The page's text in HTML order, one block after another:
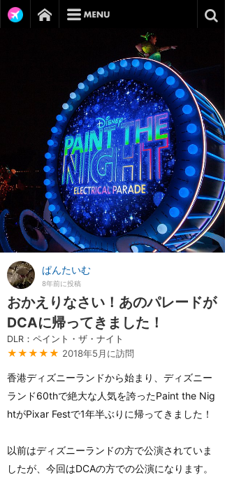
ぱんたいむ
8年前に投稿
おかえりなさい！あのパレードが
DCAに帰ってきました！
DLR：ペイント・ザ・ナイト
★★★★★ 2018年5月に訪問
香港ディズニーランドから始まり、ディズニー
ランド60thで絶大な人気を誇ったPaint the Nig
htがPixar Festで1年半ぶりに帰ってきました！
以前はディズニーランドの方で公演されていま
したが、今回はDCAの方での公演になります。